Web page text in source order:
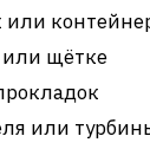
или щётке
или